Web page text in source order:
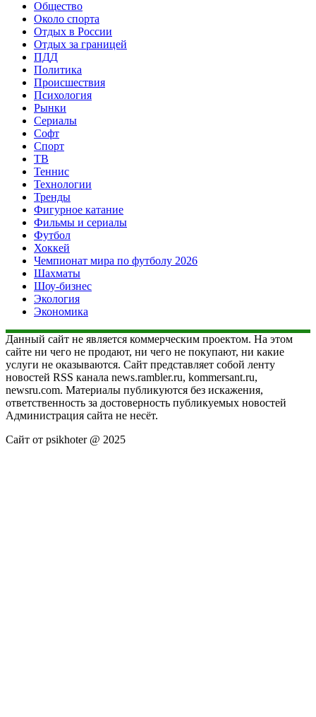
Общество
Около спорта
Отдых в России
Отдых за границей
ПДД
Политика
Происшествия
Психология
Рынки
Сериалы
Софт
Спорт
ТВ
Теннис
Технологии
Тренды
Фигурное катание
Фильмы и сериалы
Футбол
Хоккей
Чемпионат мира по футболу 2026
Шахматы
Шоу-бизнес
Экология
Экономика
Данный сайт не является коммерческим проектом. На этом
сайте ни чего не продают, ни чего не покупают, ни какие
услуги не оказываются. Сайт представляет собой ленту
новостей RSS канала news.rambler.ru, kommersant.ru,
newsru.com. Материалы публикуются без искажения,
ответственность за достоверность публикуемых новостей
Администрация сайта не несёт.
Сайт от psikhoter @ 2025